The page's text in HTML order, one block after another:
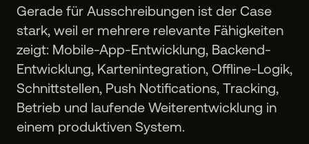
Gerade für Ausschreibungen ist der Case
stark, weil er mehrere relevante Fähigkeiten
zeigt: Mobile-App-Entwicklung, Backend-
Entwicklung, Kartenintegration, Offline-Logik,
Schnittstellen, Push Notifications, Tracking,
Betrieb und laufende Weiterentwicklung in
einem produktiven System.